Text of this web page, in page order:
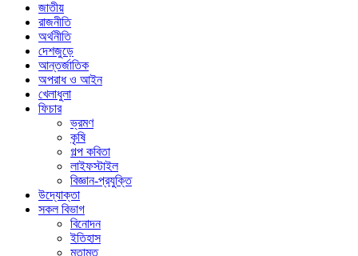
জাতীয়
রাজনীতি
অর্থনীতি
দেশজুড়ে
আন্তর্জাতিক
অপরাধ ও আইন
খেলাধুলা
ফিচার
ভ্রমণ
কৃষি
গল্প ক‌বিতা
লাইফস্টাইল
বিজ্ঞান-প্রযুক্তি
উদ্যোক্তা
সকল বিভাগ
বিনোদন
ইতিহাস
মতামত